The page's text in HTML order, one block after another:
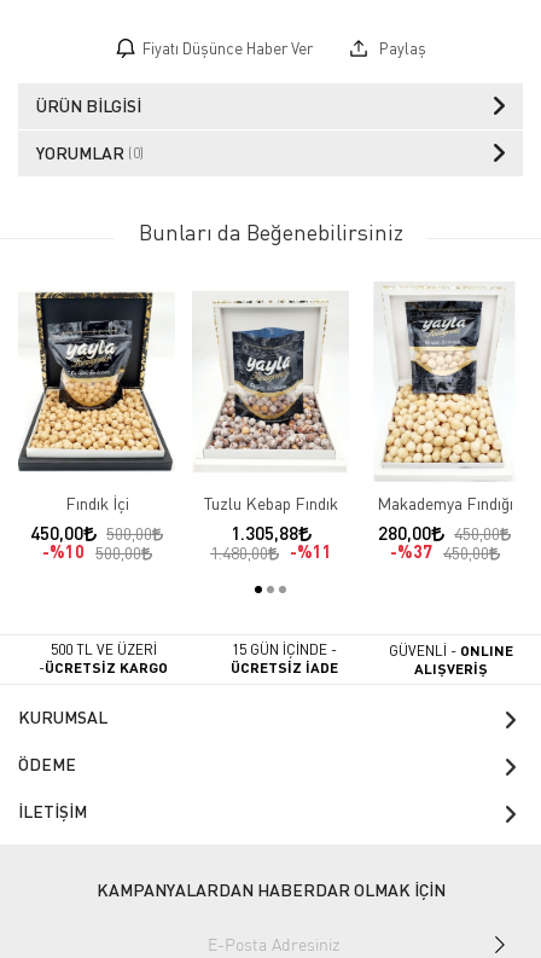
Fiyatı Düşünce Haber Ver Paylaş
ÜRÜN BILGISI
YORUMLAR (0)
Bunları da Beğenebilirsiniz
Fındık İçi
450,00
500,00
%10 500,00
Tuzlu Kebap Fındık
1.305,88
1.480,00 %11
Makademya Fındığı
280,00
450,00
%37 450,00
500 TL VE ÜZERİ
-ÜCRETSİZ KARGO
15 GÜN İÇİNDE -
ÜCRETSİZ İADE
GÜVENLİ - ONLINE
ALIŞVERİŞ
KURUMSAL
ÖDEME
İLETİŞİM
KAMPANYALARDAN HABERDAR OLMAK İÇİN